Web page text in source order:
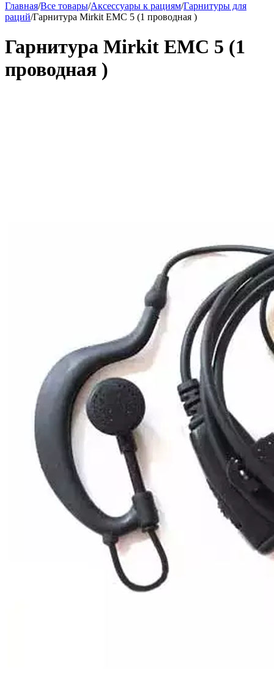
Главная/Все товары/Аксессуары к рациям/Гарнитуры для
раций/Гарнитура Mirkit EMC 5 (1 проводная )
Гарнитура Mirkit EMC 5 (1
проводная )